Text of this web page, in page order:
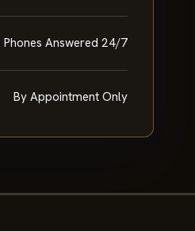
Phones Answered 24/7
By Appointment Only